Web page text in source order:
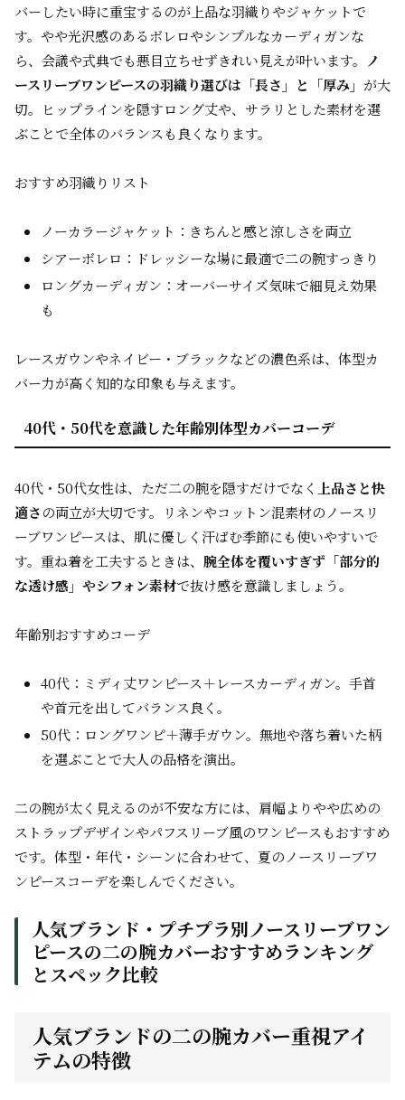
バーしたい時に重宝するのが上品な羽織りやジャケットで
す。やや光沢感のあるボレロやシンプルなカーディガンな
ら、会議や式典でも悪目立ちせずきれい見えが叶います。
ノ
ースリーブワンピースの羽織り選びは「長さ」と「厚み」 が大
切。ヒップラインを隠すロング丈や、サラリとした素材を選
ぶことで全体のバランスも良くなります。
おすすめ羽織りリスト
ノーカラージャケット：きちんと感と涼しさを両立
シアーボレロ：ドレッシーな場に最適で二の腕すっきり
ロングカーディガン：オーバーサイズ気味で細見え効果
も
レースガウンやネイビー・ブラックなどの濃色系は、体型カ
バー力が高く知的な印象も与えます。
40代・50代を意識した年齢別体型カバーコーデ
40代・50代女性は、ただ二の腕を隠すだけでなく 上品さと快
適さの両立が大切です。リネンやコットン混素材のノースリ
ーブワンピースは、肌に優しく汗ばむ季節にも使いやすいで
す。重ね着を工夫するときは、 腕全体を覆いすぎず「部分的
な透け感」やシフォン素材で抜け感を意識しましょう。
年齢別おすすめコーデ
40代：ミディ丈ワンピース＋レースカーディガン。手首
や首元を出してバランス良く。
50代：ロングワンピ＋薄手ガウン。無地や落ち着いた柄
を選ぶことで大人の品格を演出。
二の腕が太く見えるのが不安な方には、肩幅よりやや広めの
ストラップデザインやパフスリーブ風のワンピースもおすすめ
です。体型・年代・シーンに合わせて、夏のノースリーブワ
ンピースコーデを楽しんでください。
人気ブランド・プチプラ別ノースリーブワン
ピースの二の腕カバーおすすめランキング
とスペック比較
人気ブランドの二の腕カバー重視アイ
テムの特徴